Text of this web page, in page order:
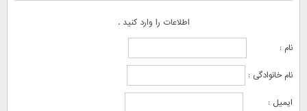
اطلاعات را وارد کنید .
نام :
نام خانوادگی :
ایمیل :